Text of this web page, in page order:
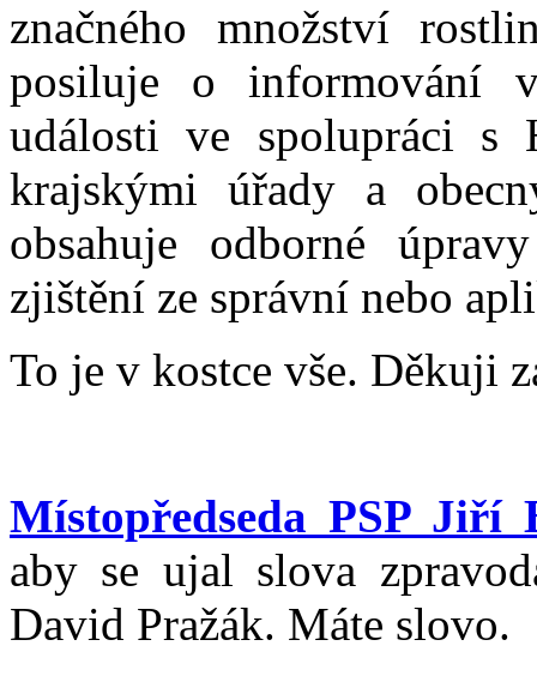
značného množství
posiluje o informování
události ve spolupráci s
krajskými úřady a
obsahuje odborné
zjištění ze správní nebo
To je v kostce vše. Děkuji
Místopředseda PSP Jiří
aby se ujal slova
David Pražák. Máte slovo.